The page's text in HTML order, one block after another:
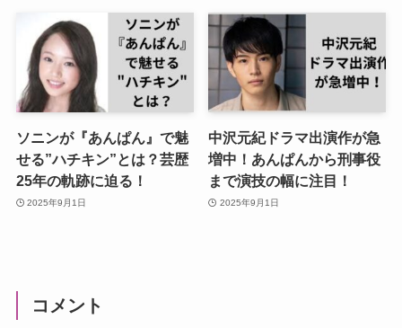
ソニンが『あんぱん』で魅
せる”ハチキン”とは？芸歴
25年の軌跡に迫る！
2025年9月1日
中沢元紀ドラマ出演作が急
増中！あんぱんから刑事役
まで演技の幅に注目！
2025年9月1日
コメント